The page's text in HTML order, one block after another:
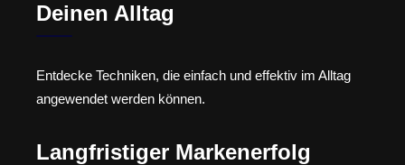
Deinen Alltag
Entdecke Techniken, die einfach und effektiv im Alltag
angewendet werden können.
Langfristiger Markenerfolg